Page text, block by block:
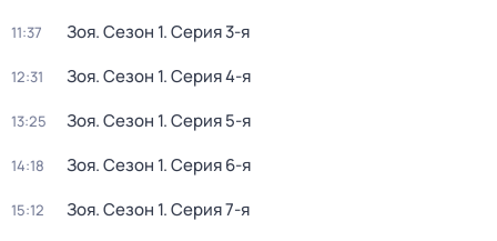
11:37 Зоя. Сезон 1. Серия 3-я
12:31 Зоя. Сезон 1. Серия 4-я
13:25 Зоя. Сезон 1. Серия 5-я
14:18 Зоя. Сезон 1. Серия 6-я
15:12 Зоя. Сезон 1. Серия 7-я